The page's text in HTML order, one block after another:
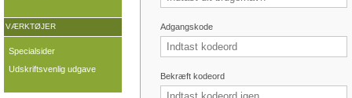
Adgangskode
Bekræft kodeord
VÆRKTØJER
Specialsider
Udskriftsvenlig udgave